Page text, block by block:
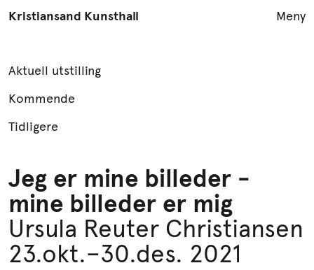
Meny
Kristiansand Kunsthall
Formidling
Publikasjoner
Aktuell utstilling
Kommende
Tidligere
Jeg er mine billeder -
mine billeder er mig
Ursula Reuter Christiansen
23.okt.–30.des. 2021